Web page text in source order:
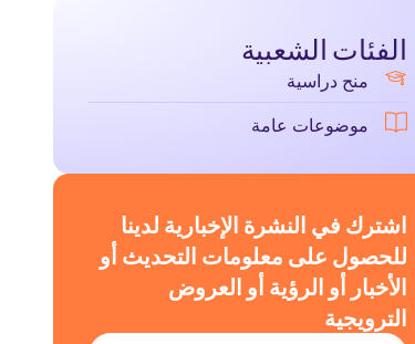
الفئات الشعبية
منح دراسية
موضوعات عامة
اشترك في النشرة الإخبارية لدينا
للحصول على معلومات التحديث أو
الأخبار أو الرؤية أو العروض
الترويجية